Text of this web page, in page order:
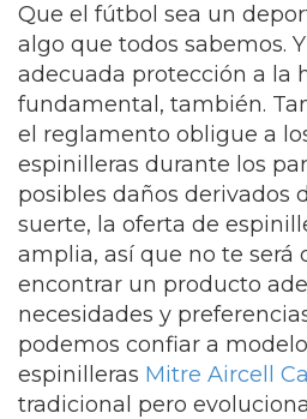
Que el fútbol sea un
algo que todos sabemos.
adecuada protección a la
fundamental, también.
el reglamento obligue a
espinilleras durante los
posibles daños derivados
suerte, la oferta de
amplia, así que no te será
encontrar un producto
necesidades y
podemos confiar a
espinilleras Mitre Aircell
tradicional pero